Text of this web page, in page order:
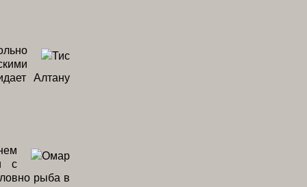
Алтану
с
рыба в